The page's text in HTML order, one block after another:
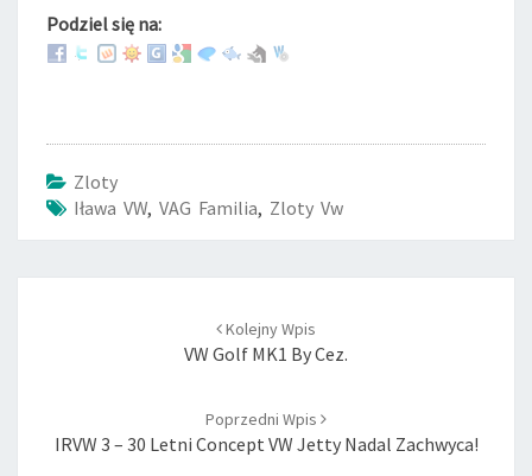
Podziel się na:
Zloty
Iława VW, VAG Familia, Zloty Vw
Kolejny Wpis
VW Golf MK1 By Cez.
Poprzedni Wpis
IRVW 3 – 30 Letni Concept VW Jetty Nadal Zachwyca!